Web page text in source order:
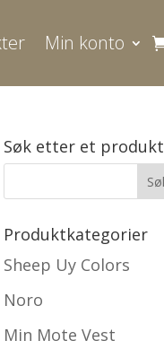
Min konto
Søk etter et produkt
Produktkategorier
Sheep Uy Colors
Noro
Min Mote Vest